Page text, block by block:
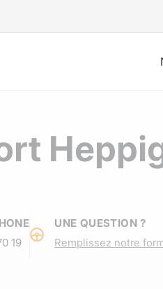
19
UNE QUESTION ?
Remplissez notre